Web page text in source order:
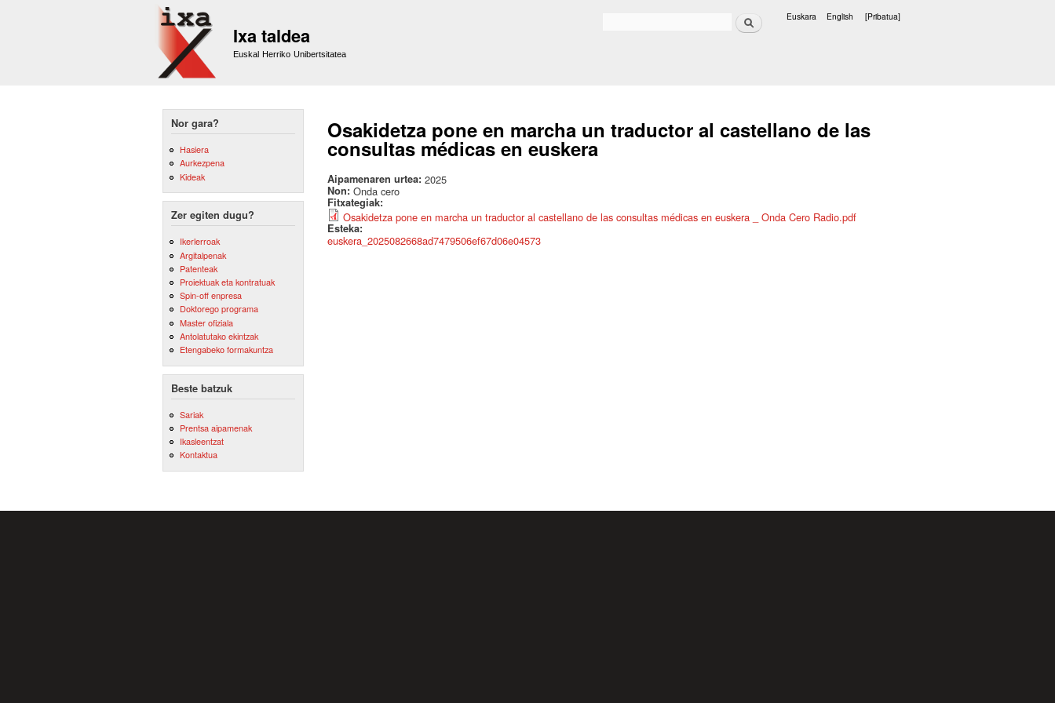
Ixa taldea
Euskal Herriko Unibertsitatea
Bilatu Euskara English [Pribatua]
Nor gara?
Hasiera
Aurkezpena
Kideak
Zer egiten dugu?
Ikerlerroak
Argitalpenak
Patenteak
Proiektuak eta kontratuak
Spin-off enpresa
Doktorego programa
Master ofiziala
Antolatutako ekintzak
Etengabeko formakuntza
Beste batzuk
Sariak
Prentsa aipamenak
Ikasleentzat
Kontaktua
Osakidetza pone en marcha un traductor al castellano de las
consultas médicas en euskera
Aipamenaren urtea: 2025
Non: Onda cero
Fitxategiak:
Osakidetza pone en marcha un traductor al castellano de las consultas médicas en euskera _ Onda Cero Radio.pdf
Esteka:
euskera_2025082668ad7479506ef67d06e04573